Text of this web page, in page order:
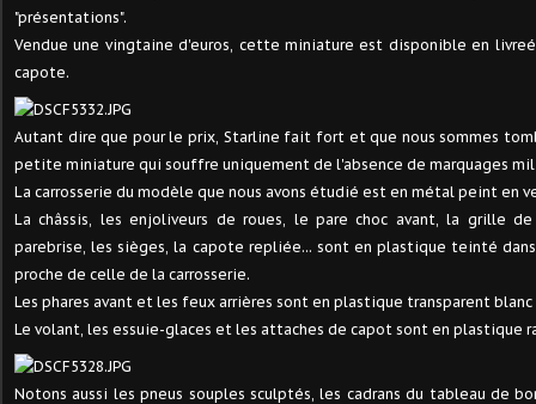
"présentations".
Vendue une vingtaine d'euros, cette miniature est disponible en
capote.
Autant dire que pour le prix, Starline fait fort et que nous sommes
petite miniature qui souffre uniquement de l'absence de marquages
La carrosserie du modèle que nous avons étudié est en métal peint en
La châssis, les enjoliveurs de roues, le pare choc avant, la grille
parebrise, les sièges, la capote repliée... sont en plastique teinté
proche de celle de la carrosserie.
Les phares avant et les feux arrières sont en plastique transparent
Le volant, les essuie-glaces et les attaches de capot sont en plastique
Notons aussi les pneus souples sculptés, les cadrans du tableau de